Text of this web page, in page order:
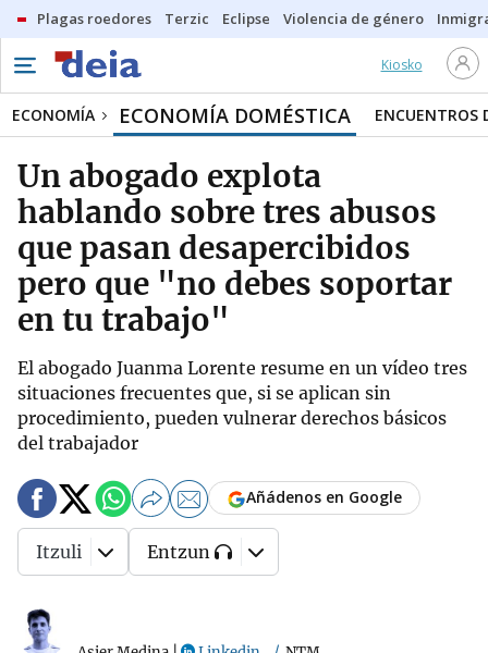
Plagas roedores Terzic Eclipse Violencia de género
Kiosko
ECONOMÍA ECONOMÍA DOMÉSTICA ENCUENTROS
Un abogado explota
hablando sobre tres abusos
que pasan desapercibidos
pero que "no debes soportar
en tu trabajo"
El abogado Juanma Lorente resume en un vídeo tres
situaciones frecuentes que, si se aplican sin
procedimiento, pueden vulnerar derechos básicos
del trabajador
Añádenos en Google
Itzuli Entzun